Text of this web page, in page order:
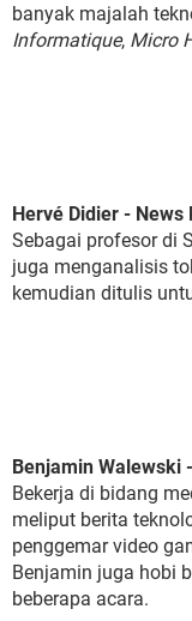
banyak majalah
Informatique, Micro
Hervé Didier - News
Sebagai profesor di
juga menganalisis
kemudian ditulis
Benjamin Walewski
Bekerja di bidang
meliput berita
penggemar video
Benjamin juga hobi
beberapa acara.